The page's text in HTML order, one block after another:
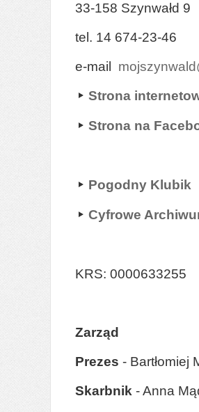
33-158 Szynwałd 9
tel. 14 674-23-46
e-mail
Strona
Strona na
Pogodny Klubik
Cyfrowe
KRS: 0000633255
Zarząd
Prezes - Bartłomiej
Skarbnik - Anna